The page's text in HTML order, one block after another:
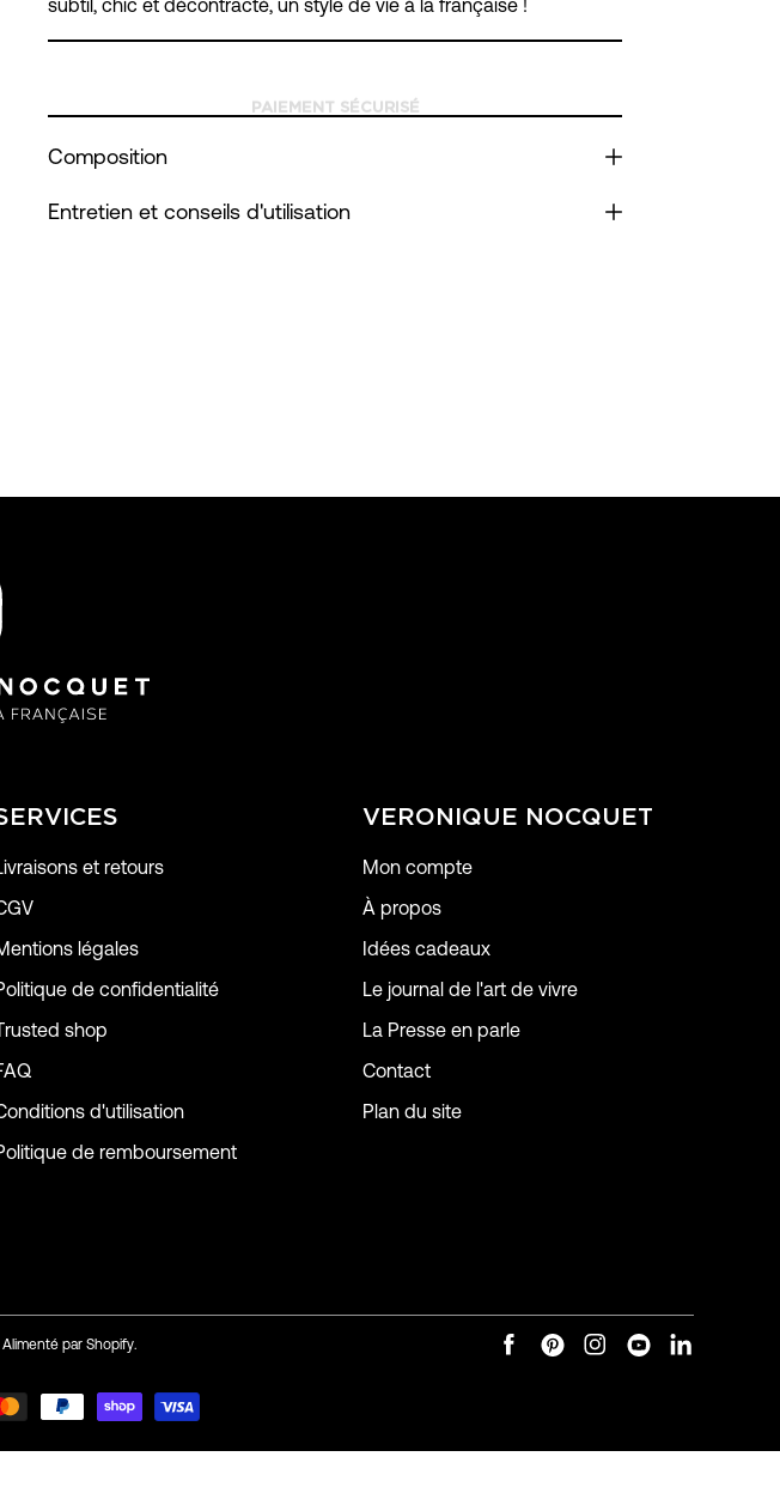
subtil, chic et décontracté, un style de vie à la française !
Composition
Entretien et conseils d'utilisation
et retours
légales
de confidentialité
shop
d'utilisation
de remboursement
VERONIQUE NOCQUET
Mon compte
À propos
Idées cadeaux
Le journal de l'art de vivre
La Presse en parle
Contact
Plan du site
Alimenté par Shopify.